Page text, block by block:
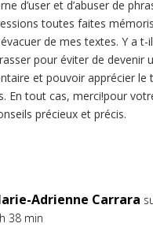
d’user et d’abuser de
toutes faites
de mes textes. Y a t-
pour éviter de devenir
et pouvoir apprécier le
En tout cas, merci!pour
précieux et précis.
Adrienne Carrara
38 min